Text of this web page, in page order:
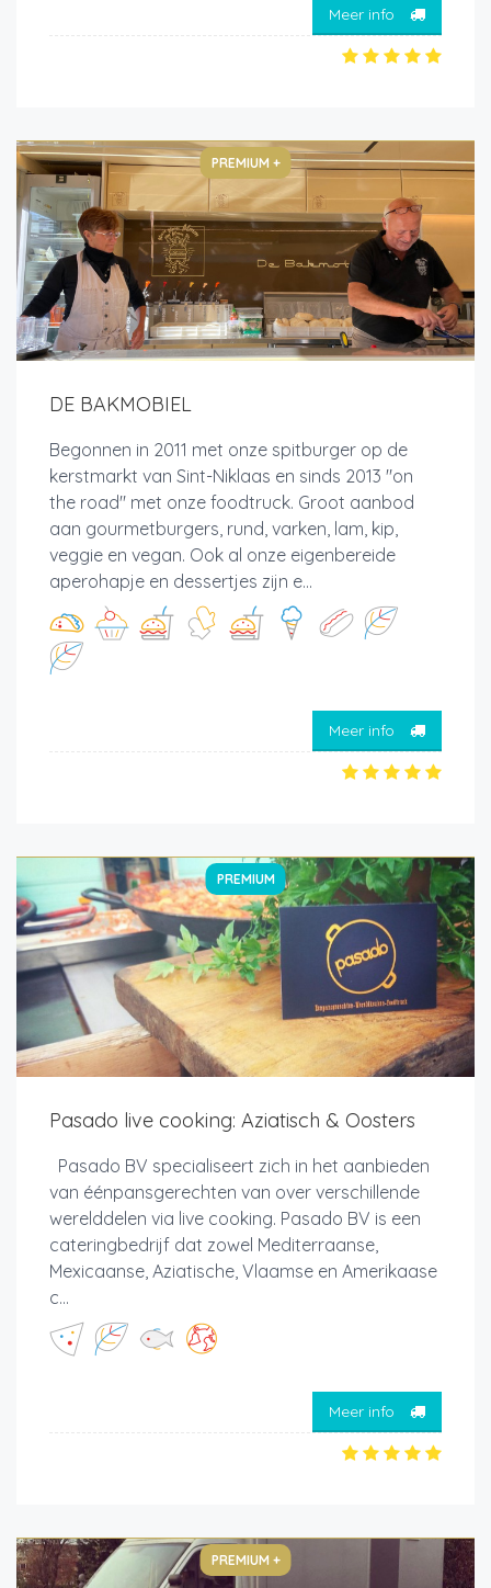
Meer info
PREMIUM +
DE BAKMOBIEL
Begonnen in 2011 met onze spitburger op de
kerstmarkt van Sint-Niklaas en sinds 2013 "on
the road" met onze foodtruck. Groot aanbod
aan gourmetburgers, rund, varken, lam, kip,
veggie en vegan. Ook al onze eigenbereide
aperohapje en dessertjes zijn e...
Meer info
PREMIUM
Pasado live cooking: Aziatisch & Oosters
Pasado BV specialiseert zich in het aanbieden
van éénpansgerechten van over verschillende
werelddelen via live cooking. Pasado BV is een
cateringbedrijf dat zowel Mediterraanse,
Mexicaanse, Aziatische, Vlaamse en Amerikaase
c...
Meer info
PREMIUM +